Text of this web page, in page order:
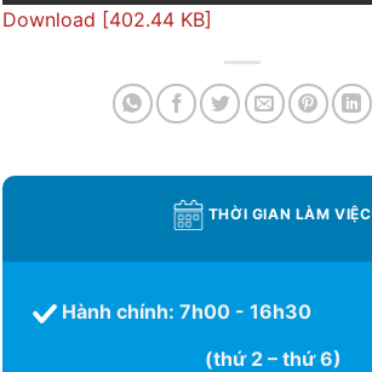
Download [402.44 KB]
THỜI GIAN LÀM VIỆC
Hành chính: 7h00 - 16h30
(thứ 2 – thứ 6)